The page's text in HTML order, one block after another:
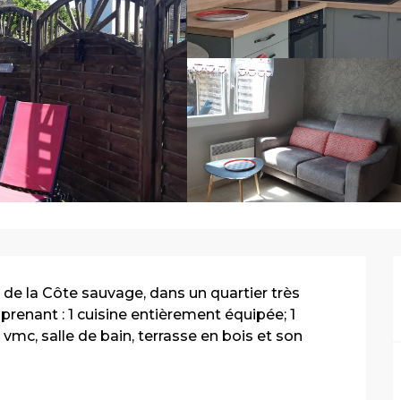
la Côte sauvage, dans un quartier très
: 1 cuisine entièrement équipée; 1
salle de bain, terrasse en bois et son